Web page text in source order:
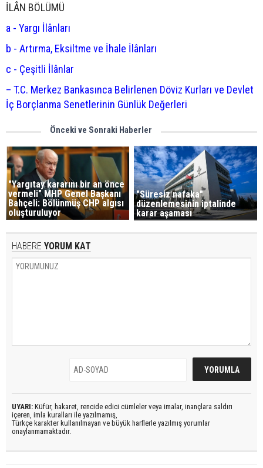
İLÂN BÖLÜMÜ
a - Yargı İlânları
b - Artırma, Eksiltme ve İhale İlânları
c - Çeşitli İlânlar
– T.C. Merkez Bankasınca Belirlenen Döviz Kurları ve Devlet
İç Borçlanma Senetlerinin Günlük Değerleri
Önceki ve Sonraki Haberler
"Yargıtay kararını bir an önce
vermeli" MHP Genel Başkanı
Bahçeli: Bölünmüş CHP algısı
oluşturuluyor
"Süresiz nafaka"
düzenlemesinin iptalinde
karar aşaması
HABERE YORUM KAT
UYARI: Küfür, hakaret, rencide edici cümleler veya imalar, inançlara saldırı
içeren, imla kuralları ile yazılmamış,
Türkçe karakter kullanılmayan ve büyük harflerle yazılmış yorumlar
onaylanmamaktadır.